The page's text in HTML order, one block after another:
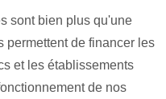
sont bien plus qu'une
de financer les
et les établissements
de nos